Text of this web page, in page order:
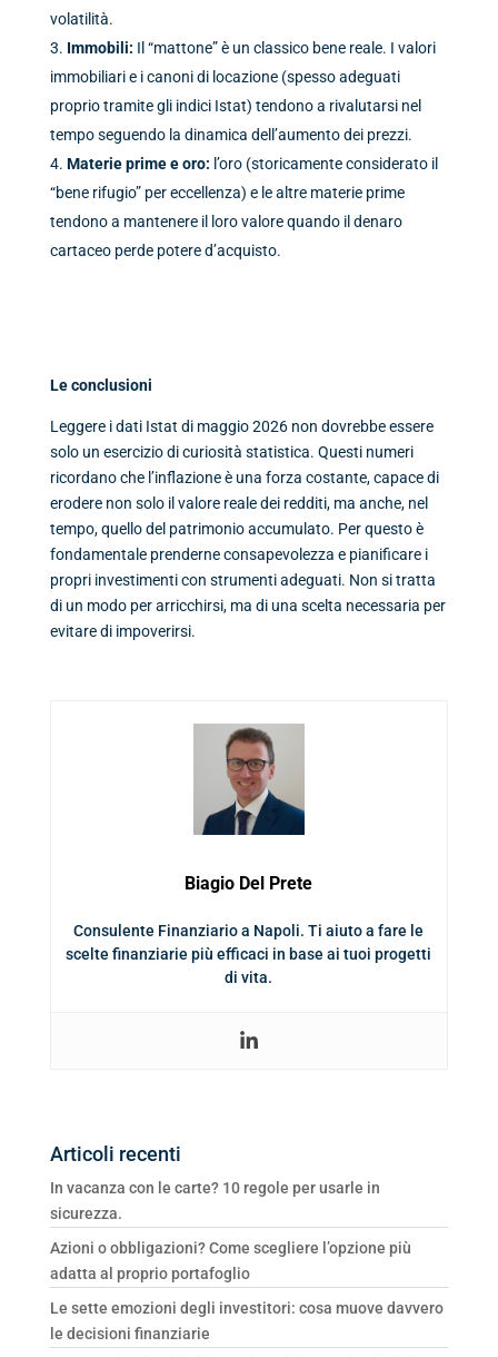
volatilità.
Immobili: Il “mattone” è un classico bene reale. I valori
immobiliari e i canoni di locazione (spesso adeguati
proprio tramite gli indici Istat) tendono a rivalutarsi nel
tempo seguendo la dinamica dell’aumento dei prezzi.
Materie prime e oro: l’oro (storicamente considerato il
“bene rifugio” per eccellenza) e le altre materie prime
tendono a mantenere il loro valore quando il denaro
cartaceo perde potere d’acquisto.
Le conclusioni
Leggere i dati Istat di maggio 2026 non dovrebbe essere
solo un esercizio di curiosità statistica. Questi numeri
ricordano che l’inflazione è una forza costante, capace di
erodere non solo il valore reale dei redditi, ma anche, nel
tempo, quello del patrimonio accumulato. Per questo è
fondamentale prenderne consapevolezza e pianificare i
propri investimenti con strumenti adeguati. Non si tratta
di un modo per arricchirsi, ma di una scelta necessaria per
evitare di impoverirsi.
Biagio Del Prete
Consulente Finanziario a Napoli. Ti aiuto a fare le
scelte finanziarie più efficaci in base ai tuoi progetti
di vita.
Articoli recenti
In vacanza con le carte? 10 regole per usarle in
sicurezza.
Azioni o obbligazioni? Come scegliere l’opzione più
adatta al proprio portafoglio
Le sette emozioni degli investitori: cosa muove davvero
le decisioni finanziarie